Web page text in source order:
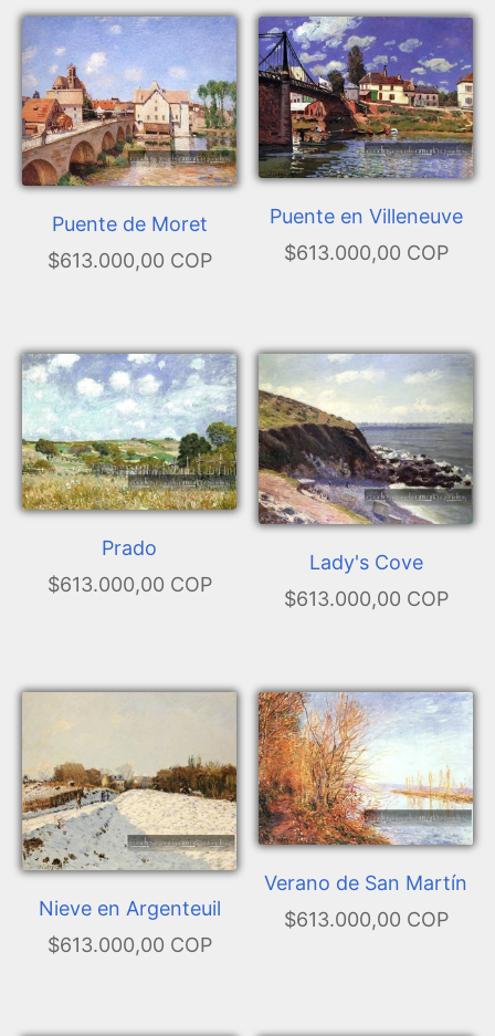
Puente de Moret
$613.000,00 COP
Puente en Villeneuve
$613.000,00 COP
Prado
$613.000,00 COP
Lady's Cove
$613.000,00 COP
Nieve en Argenteuil
$613.000,00 COP
Verano de San Martín
$613.000,00 COP